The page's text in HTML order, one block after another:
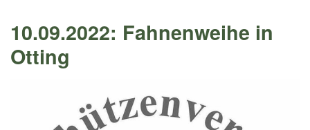
10.09.2022: Fahnenweihe in
Otting